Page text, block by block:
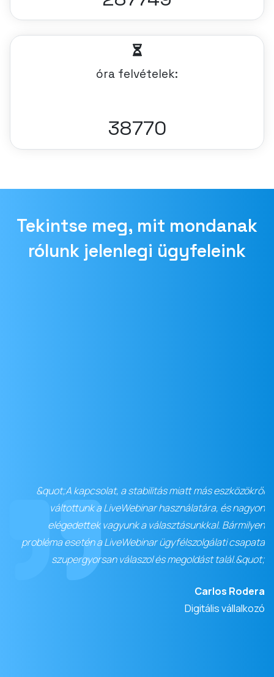
óra felvételek:
38770
Tekintse meg, mit mondanak
rólunk jelenlegi ügyfeleink
&quot;A kapcsolat, a stabilitás miatt más eszközökről
váltottunk a LiveWebinar használatára, és nagyon
elégedettek vagyunk a választásunkkal. Bármilyen
probléma esetén a LiveWebinar ügyfélszolgálati csapata
szupergyorsan válaszol és megoldást talál.&quot;
Carlos Rodera
Digitális vállalkozó